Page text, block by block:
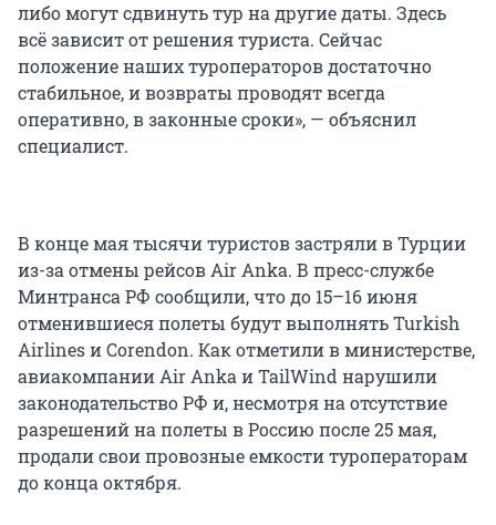
либо могут сдвинуть тур на другие даты. Здесь
всё зависит от решения туриста. Сейчас
положение наших туроператоров достаточно
стабильное, и возвраты проводят всегда
оперативно, в законные сроки», — объяснил
специалист.
В конце мая тысячи туристов застряли в Турции
из-за отмены рейсов Air Anka. В пресс-службе
Минтранса РФ сообщили, что до 15–16 июня
отменившиеся полеты будут выполнять Turkish
Airlines и Corendon. Как отметили в министерстве,
авиакомпании Air Anka и TailWind нарушили
законодательство РФ и, несмотря на отсутствие
разрешений на полеты в Россию после 25 мая,
продали свои провозные емкости туроператорам
до конца октября.